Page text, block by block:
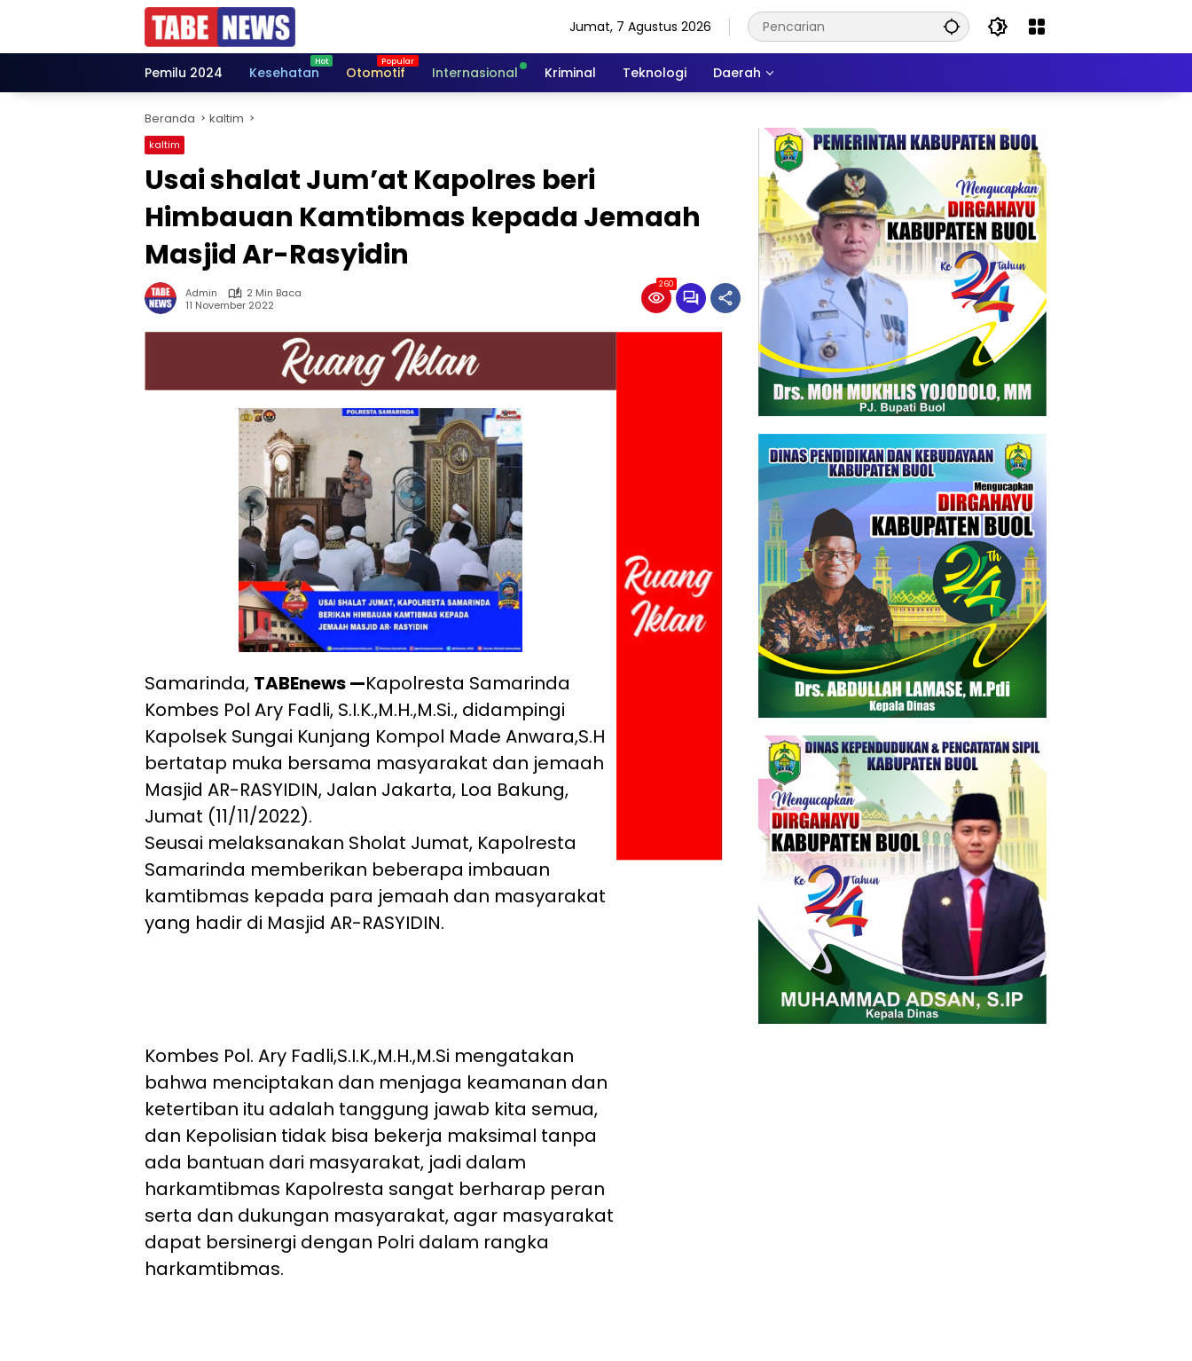
Jumat, 7 Agustus 2026
Pemilu 2024 Kesehatan Otomotif Internasional Kriminal Teknologi Daerah
Beranda kaltim
kaltim
Usai shalat Jum’at Kapolres beri
Himbauan Kamtibmas kepada Jemaah
Masjid Ar-Rasyidin
Admin
2 Min Baca
11 November 2022
260
Samarinda, TABEnews —Kapolresta Samarinda
Kombes Pol Ary Fadli, S.I.K.,M.H.,M.Si., didampingi
Kapolsek Sungai Kunjang Kompol Made Anwara,S.H
bertatap muka bersama masyarakat dan jemaah
Masjid AR-RASYIDIN, Jalan Jakarta, Loa Bakung,
Jumat (11/11/2022).
Seusai melaksanakan Sholat Jumat, Kapolresta
Samarinda memberikan beberapa imbauan
kamtibmas kepada para jemaah dan masyarakat
yang hadir di Masjid AR-RASYIDIN.
Kombes Pol. Ary Fadli,S.I.K.,M.H.,M.Si mengatakan
bahwa menciptakan dan menjaga keamanan dan
ketertiban itu adalah tanggung jawab kita semua,
dan Kepolisian tidak bisa bekerja maksimal tanpa
ada bantuan dari masyarakat, jadi dalam
harkamtibmas Kapolresta sangat berharap peran
serta dan dukungan masyarakat, agar masyarakat
dapat bersinergi dengan Polri dalam rangka
harkamtibmas.